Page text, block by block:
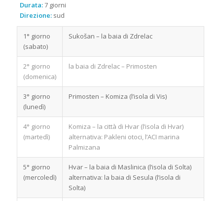
Durata:7 giorni
Direzione:sud
1° giorno
(sabato)
Sukošan – la baia di Zdrelac
2° giorno
(domenica)
la baia di Zdrelac – Primosten
3° giorno
(lunedì)
Primosten – Komiza (l’isola di Vis)
4° giorno
(martedì)
Komiza – la città di Hvar (l’isola di Hvar)
alternativa: Pakleni otoci, l’ACI marina
Palmizana
5° giorno
(mercoledì)
Hvar – la baia di Maslinica (l’isola di Solta)
alternativa: la baia di Sesula (l’isola di
Solta)